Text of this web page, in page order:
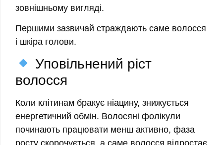
зовнішньому вигляді.
Першими зазвичай страждають саме волосся
і шкіра голови.
Уповільнений ріст
волосся
Коли клітинам бракує ніацину, знижується
енергетичний обмін. Волосяні фолікули
починають працювати менш активно, фаза